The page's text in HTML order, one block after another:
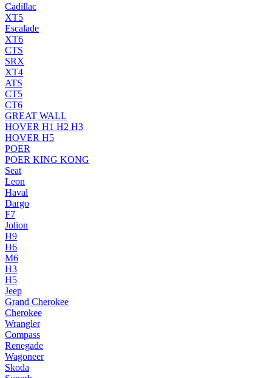
Cadillac
XT5
Escalade
XT6
CTS
SRX
XT4
ATS
CT5
CT6
GREAT WALL
HOVER H1 H2 H3
HOVER H5
POER
POER KING KONG
Seat
Leon
Haval
Dargo
F7
Jolion
H9
H6
M6
H3
H5
Jeep
Grand Cherokee
Cherokee
Wrangler
Compass
Renegade
Wagoneer
Skoda